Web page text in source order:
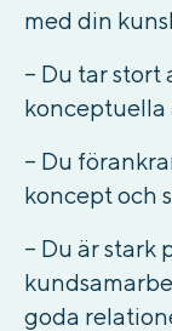
med din
– Du tar stort
konceptuella
– Du
koncept och
– Du är stark
goda